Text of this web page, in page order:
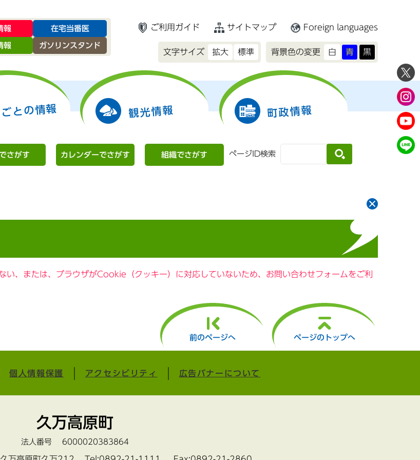
報 在宅当番医
報 ガソリンスタンド
ご利用ガイド サイトマップ Foreign languages
文字サイズ 拡大 標準 背景色の変更 白 青 黒
との情報 観光情報 町政情報
さがす カレンダーでさがす 組織でさがす ページID検索
、または、ブラウザがCookie（クッキー）に対応していないため、お問い合わせフォームをご利
前のページへ ページのトップへ
個人情報保護 アクセシビリティ 広告バナーについて
久万高原町
法人番号 6000020383864